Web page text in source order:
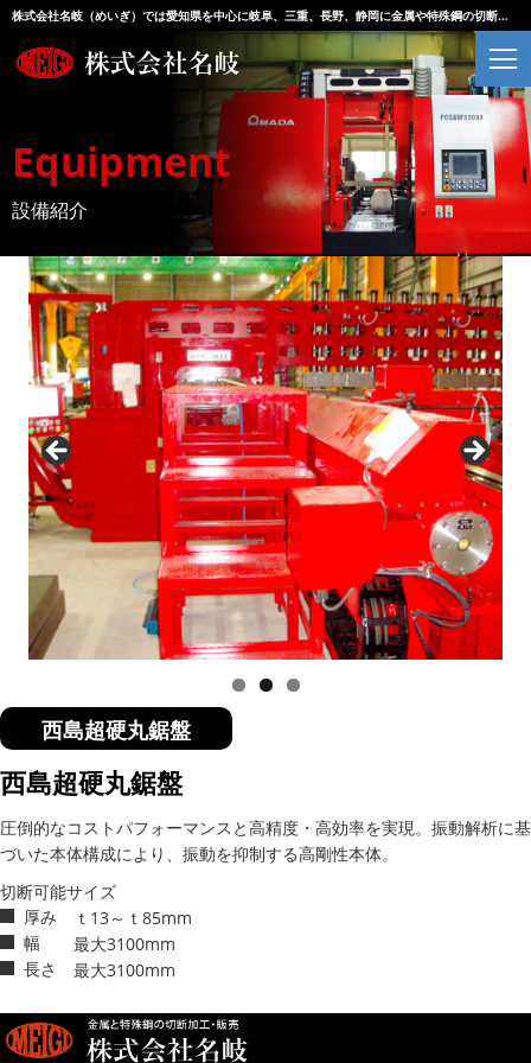
株式会社名岐（めいぎ）では愛知県を中心に岐阜、三重、長野、静岡に金属や特殊鋼の切断・加工・販売を行っております。
Equipment
設備紹介
西島超硬丸鋸盤
西島超硬丸鋸盤
圧倒的なコストパフォーマンスと高精度・高効率を実現。振動解析に基
づいた本体構成により、振動を抑制する高剛性本体。
切断可能サイズ
厚み
ｔ13～ｔ85mm
幅
最大3100mm
長さ
最大3100mm
Apologies, but no results were found for the requested archive